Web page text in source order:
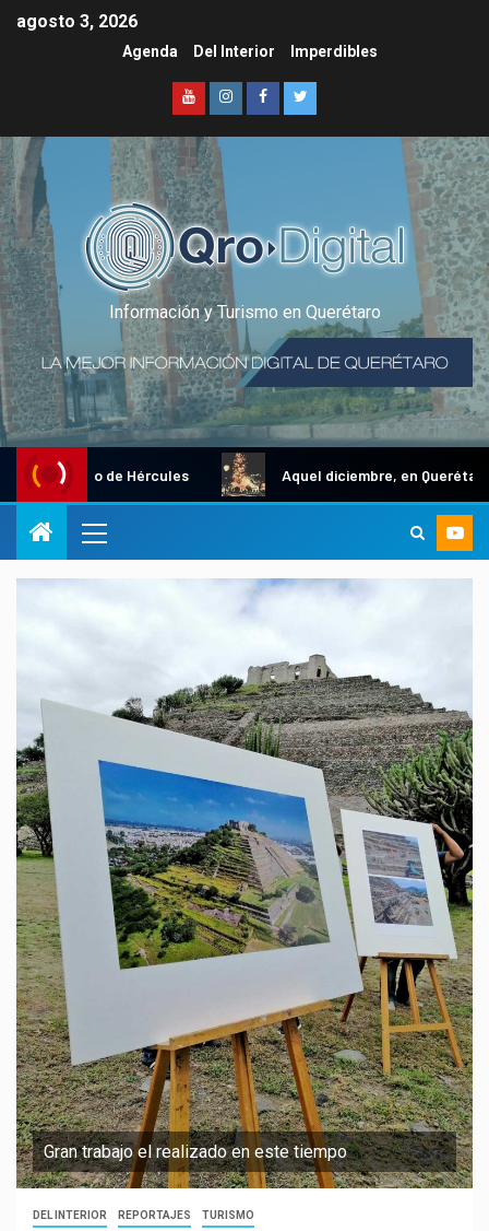
agosto 3, 2026
Agenda Del Interior Imperdibles
Información y Turismo en Querétaro
Gallo de Hércules Aquel diciembre, en Querétaro
Gran trabajo el realizado en este tiempo
DEL INTERIOR REPORTAJES TURISMO